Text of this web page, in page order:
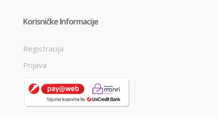
Korisničke Informacije
Registracija
Prijava